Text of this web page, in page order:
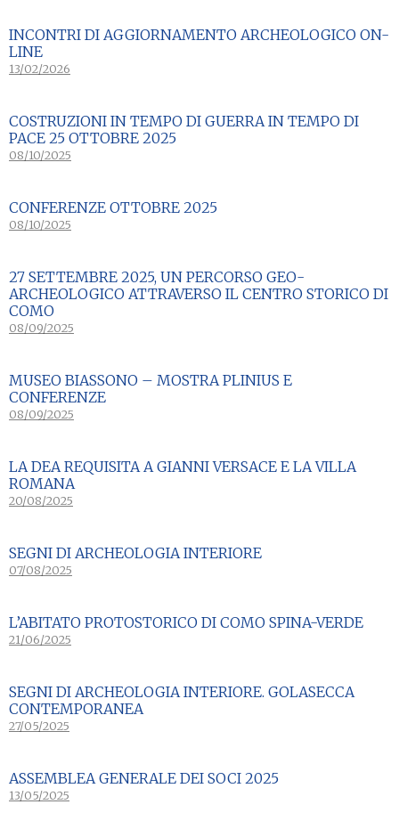
INCONTRI DI AGGIORNAMENTO ARCHEOLOGICO ON-
LINE
13/02/2026
COSTRUZIONI IN TEMPO DI GUERRA IN TEMPO DI
PACE 25 OTTOBRE 2025
08/10/2025
CONFERENZE OTTOBRE 2025
08/10/2025
27 SETTEMBRE 2025, UN PERCORSO GEO-
ARCHEOLOGICO ATTRAVERSO IL CENTRO STORICO DI
COMO
08/09/2025
MUSEO BIASSONO – MOSTRA PLINIUS E
CONFERENZE
08/09/2025
LA DEA REQUISITA A GIANNI VERSACE E LA VILLA
ROMANA
20/08/2025
SEGNI DI ARCHEOLOGIA INTERIORE
07/08/2025
L’ABITATO PROTOSTORICO DI COMO SPINA-VERDE
21/06/2025
SEGNI DI ARCHEOLOGIA INTERIORE. GOLASECCA
CONTEMPORANEA
27/05/2025
ASSEMBLEA GENERALE DEI SOCI 2025
13/05/2025